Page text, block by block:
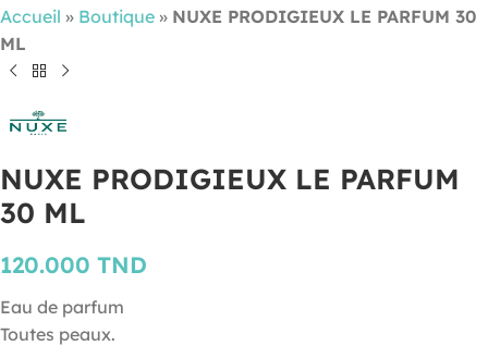
Accueil » Boutique » NUXE PRODIGIEUX LE PARFUM 30
ML
NUXE PRODIGIEUX LE PARFUM
30 ML
120.000 TND
Eau de parfum
Toutes peaux.